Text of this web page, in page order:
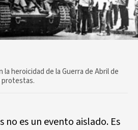
heroicidad de la Guerra de Abril de
protestas.
no es un evento aislado. Es